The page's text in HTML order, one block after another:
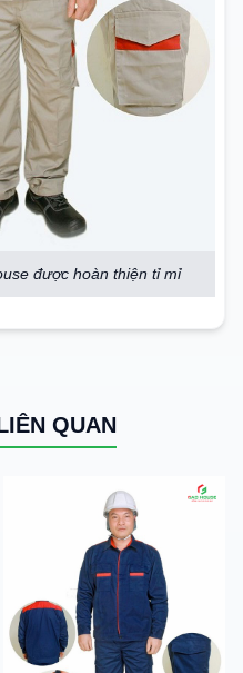
được hoàn thiện tỉ mỉ
QUAN